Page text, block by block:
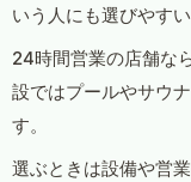
いう人にも選びやす
24時間営業の店舗な
設ではプールやサウ
す。
選ぶときは設備や営